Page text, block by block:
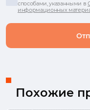
способами, указанными в
информационных
Похожие